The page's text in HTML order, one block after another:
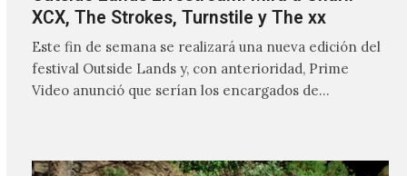
XCX, The Strokes, Turnstile y The xx
Este fin de semana se realizará una nueva edición del
festival Outside Lands y, con anterioridad, Prime
Video anunció que serían los encargados de